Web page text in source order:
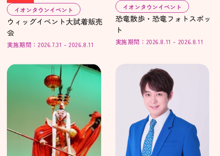
イオンタウンイベント
ウィッグイベント大試着販売
会
実施期間：2026.7.31 - 2026.8.11
イオンタウンイベント
恐竜散歩・恐竜フォトスポッ
ト
実施期間：2026.8.11 - 2026.8.11